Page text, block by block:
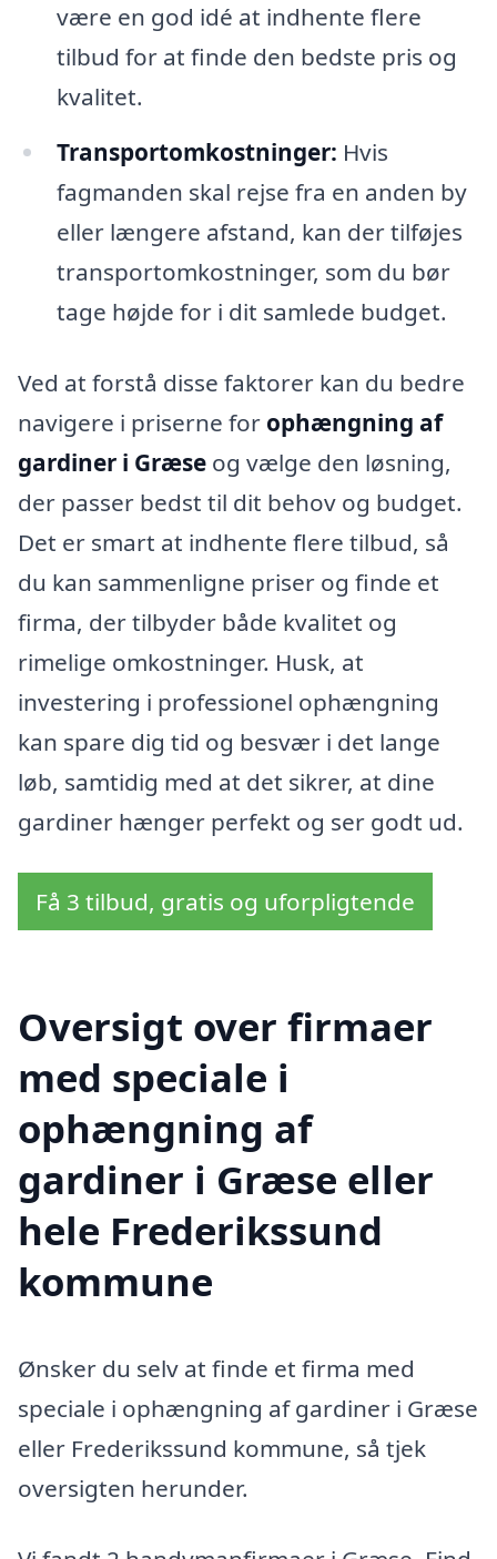
være en god idé at indhente flere
tilbud for at finde den bedste pris og
kvalitet.
Transportomkostninger: Hvis
fagmanden skal rejse fra en anden by
eller længere afstand, kan der tilføjes
transportomkostninger, som du bør
tage højde for i dit samlede budget.
Ved at forstå disse faktorer kan du bedre
navigere i priserne for ophængning af
gardiner i Græse og vælge den løsning,
der passer bedst til dit behov og budget.
Det er smart at indhente flere tilbud, så
du kan sammenligne priser og finde et
firma, der tilbyder både kvalitet og
rimelige omkostninger. Husk, at
investering i professionel ophængning
kan spare dig tid og besvær i det lange
løb, samtidig med at det sikrer, at dine
gardiner hænger perfekt og ser godt ud.
Få 3 tilbud, gratis og uforpligtende
Oversigt over firmaer
med speciale i
ophængning af
gardiner i Græse eller
hele Frederikssund
kommune
Ønsker du selv at finde et firma med
speciale i ophængning af gardiner i Græse
eller Frederikssund kommune, så tjek
oversigten herunder.